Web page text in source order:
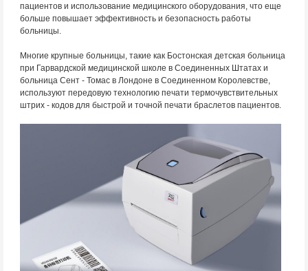
пациентов и использование медицинского оборудования, что еще
больше повышает эффективность и безопасность работы
больницы.
Многие крупные больницы, такие как Бостонская детская больница
при Гарвардской медицинской школе в Соединенных Штатах и
больница Сент - Томас в Лондоне в Соединенном Королевстве,
используют передовую технологию печати термочувствительных
штрих - кодов для быстрой и точной печати браслетов пациентов.